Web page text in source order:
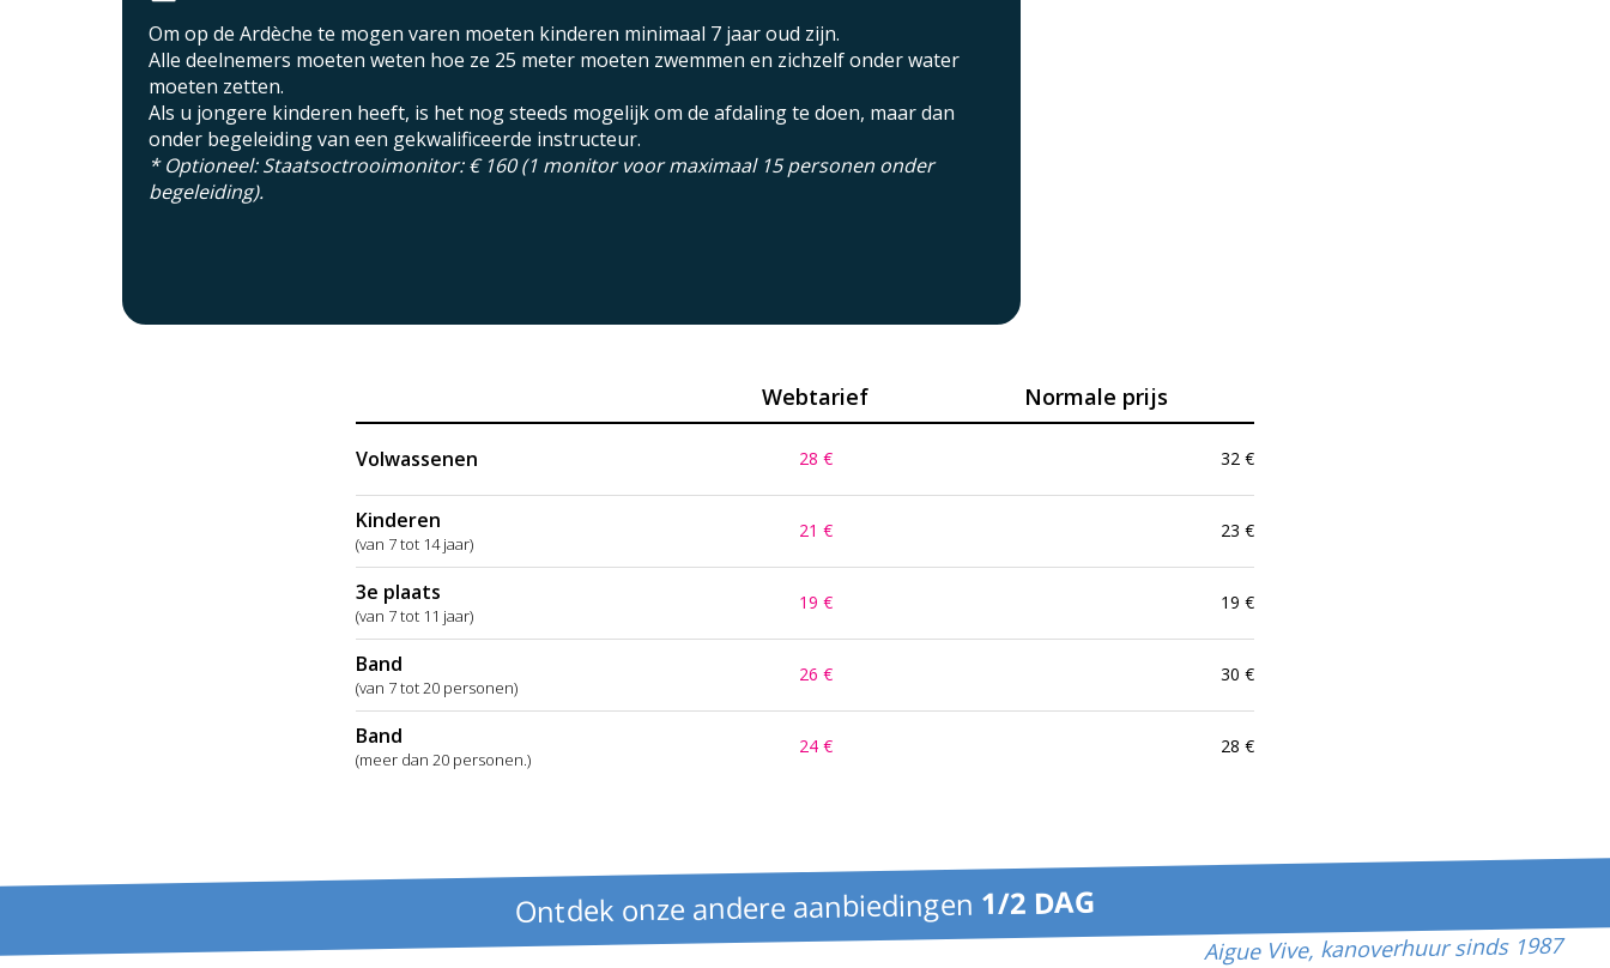
Om op de Ardèche te mogen varen moeten kinderen minimaal 7 jaar oud zijn.
Alle deelnemers moeten weten hoe ze 25 meter moeten zwemmen en zichzelf onder water
moeten zetten.
Als u jongere kinderen heeft, is het nog steeds mogelijk om de afdaling te doen, maar dan
onder begeleiding van een gekwalificeerde instructeur.
* Optioneel: Staatsoctrooimonitor: € 160 (1 monitor voor maximaal 15 personen onder
begeleiding).
Webtarief Normale prijs
Volwassenen 28 € 32 €
Kinderen
(van 7 tot 14 jaar)
21 € 23 €
3e plaats
(van 7 tot 11 jaar)
19 € 19 €
Band
(van 7 tot 20 personen)
26 € 30 €
Band
(meer dan 20 personen.)
24 € 28 €
Ontdek onze andere aanbiedingen 1/2 DAG
Aigue Vive, kanoverhuur sinds 1987